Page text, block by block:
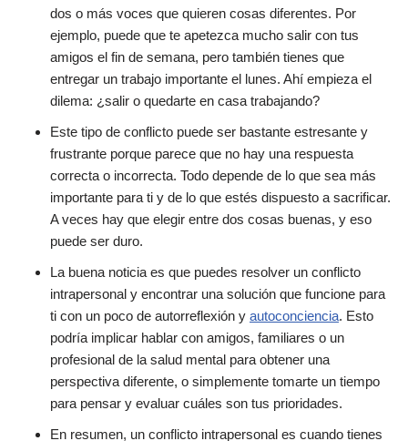
dos o más voces que quieren cosas diferentes. Por
ejemplo, puede que te apetezca mucho salir con tus
amigos el fin de semana, pero también tienes que
entregar un trabajo importante el lunes. Ahí empieza el
dilema: ¿salir o quedarte en casa trabajando?
Este tipo de conflicto puede ser bastante estresante y
frustrante porque parece que no hay una respuesta
correcta o incorrecta. Todo depende de lo que sea más
importante para ti y de lo que estés dispuesto a sacrificar.
A veces hay que elegir entre dos cosas buenas, y eso
puede ser duro.
La buena noticia es que puedes resolver un conflicto
intrapersonal y encontrar una solución que funcione para
ti con un poco de autorreflexión y autoconciencia. Esto
podría implicar hablar con amigos, familiares o un
profesional de la salud mental para obtener una
perspectiva diferente, o simplemente tomarte un tiempo
para pensar y evaluar cuáles son tus prioridades.
En resumen, un conflicto intrapersonal es cuando tienes